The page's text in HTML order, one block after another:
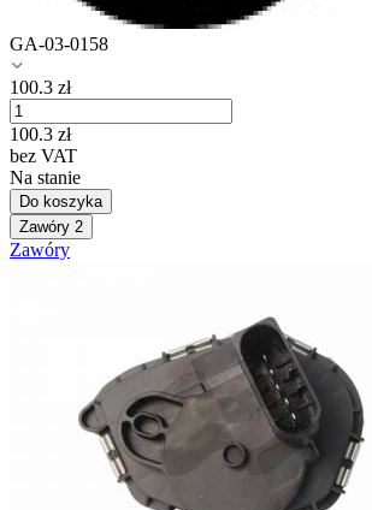
GA-03-0158
100.3 zł
100.3 zł
bez VAT
Na stanie
Do koszyka
Zawóry 2
Zawóry